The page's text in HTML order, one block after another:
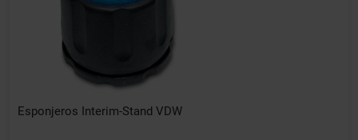
Esponjeros Interim-Stand VDW